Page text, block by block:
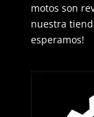
motos son
nuestra
esperamos!